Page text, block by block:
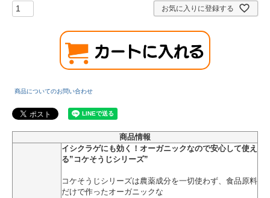
お気に入りに登録する
商品についてのお問い合わせ
商品情報
イシクラゲにも効く！オーガニックなので安心して使え
る”コケそうじシリーズ”
コケそうじシリーズは農薬成分を一切使わず、食品原料
だけで作ったオーガニックな